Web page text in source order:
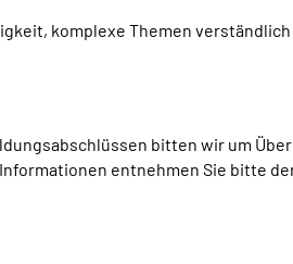
komplexe Themen
bitten wir um
entnehmen Sie bitte